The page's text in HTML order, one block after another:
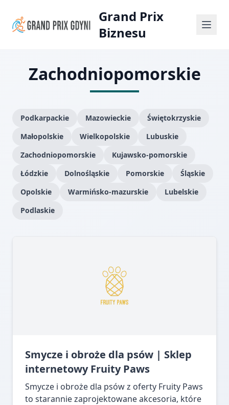
Grand Prix
Biznesu
Zachodniopomorskie
Podkarpackie Mazowieckie
Świętokrzyskie
Małopolskie
Wielkopolskie
Lubuskie
Zachodniopomorskie
Kujawsko-pomorskie
Łódzkie
Dolnośląskie Pomorskie
Śląskie
Opolskie
Warmińsko-mazurskie
Lubelskie
Podlaskie
Smycze i obroże dla psów | Sklep
internetowy Fruity Paws
Smycze i obroże dla psów z oferty Fruity Paws
to starannie zaprojektowane akcesoria, które